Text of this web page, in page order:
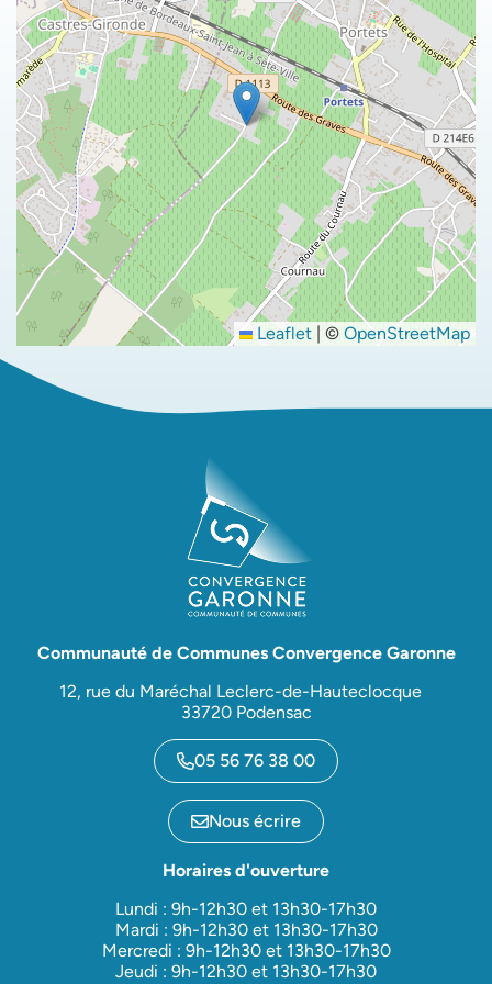
Leaflet | © OpenStreetMap
Communauté de Communes Convergence Garonne
12, rue du Maréchal Leclerc-de-Hauteclocque
33720 Podensac
05 56 76 38 00
Nous écrire
Horaires d'ouverture
Lundi : 9h-12h30 et 13h30-17h30
Mardi : 9h-12h30 et 13h30-17h30
Mercredi : 9h-12h30 et 13h30-17h30
Jeudi : 9h-12h30 et 13h30-17h30